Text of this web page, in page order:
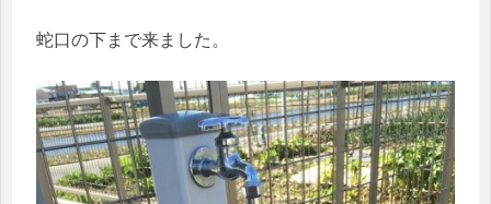
蛇口の下まで来ました。